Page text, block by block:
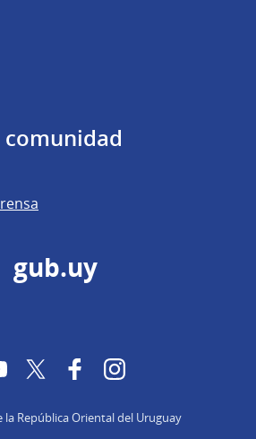
comunidad
gub.uy
YouTubeTwitter FacebookInstagram
la República Oriental del Uruguay